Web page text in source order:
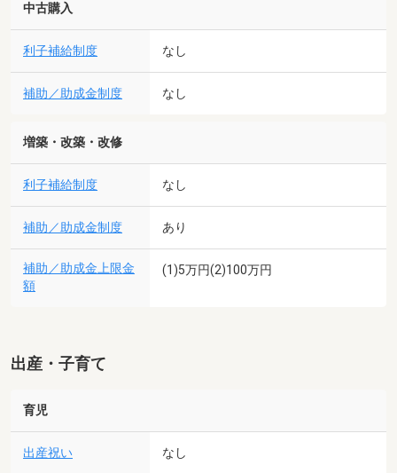
中古購入
利子補給制度 なし
補助／助成金制度 なし
増築・改築・改修
利子補給制度 なし
補助／助成金制度 あり
補助／助成金上限金
額
(1)5万円(2)100万円
出産・子育て
育児
出産祝い なし